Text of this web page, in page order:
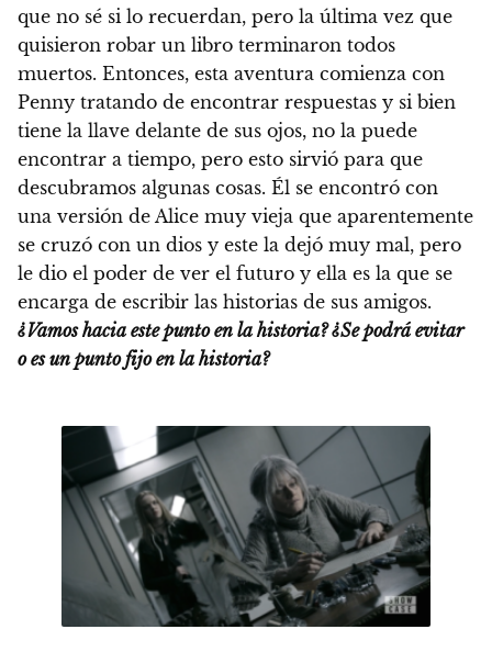
que no sé si lo recuerdan, pero la última vez que
quisieron robar un libro terminaron todos
muertos. Entonces, esta aventura comienza con
Penny tratando de encontrar respuestas y si bien
tiene la llave delante de sus ojos, no la puede
encontrar a tiempo, pero esto sirvió para que
descubramos algunas cosas. Él se encontró con
una versión de Alice muy vieja que aparentemente
se cruzó con un dios y este la dejó muy mal, pero
le dio el poder de ver el futuro y ella es la que se
encarga de escribir las historias de sus amigos.
¿Vamos hacia este punto en la historia? ¿Se podrá evitar
o es un punto fijo en la historia?